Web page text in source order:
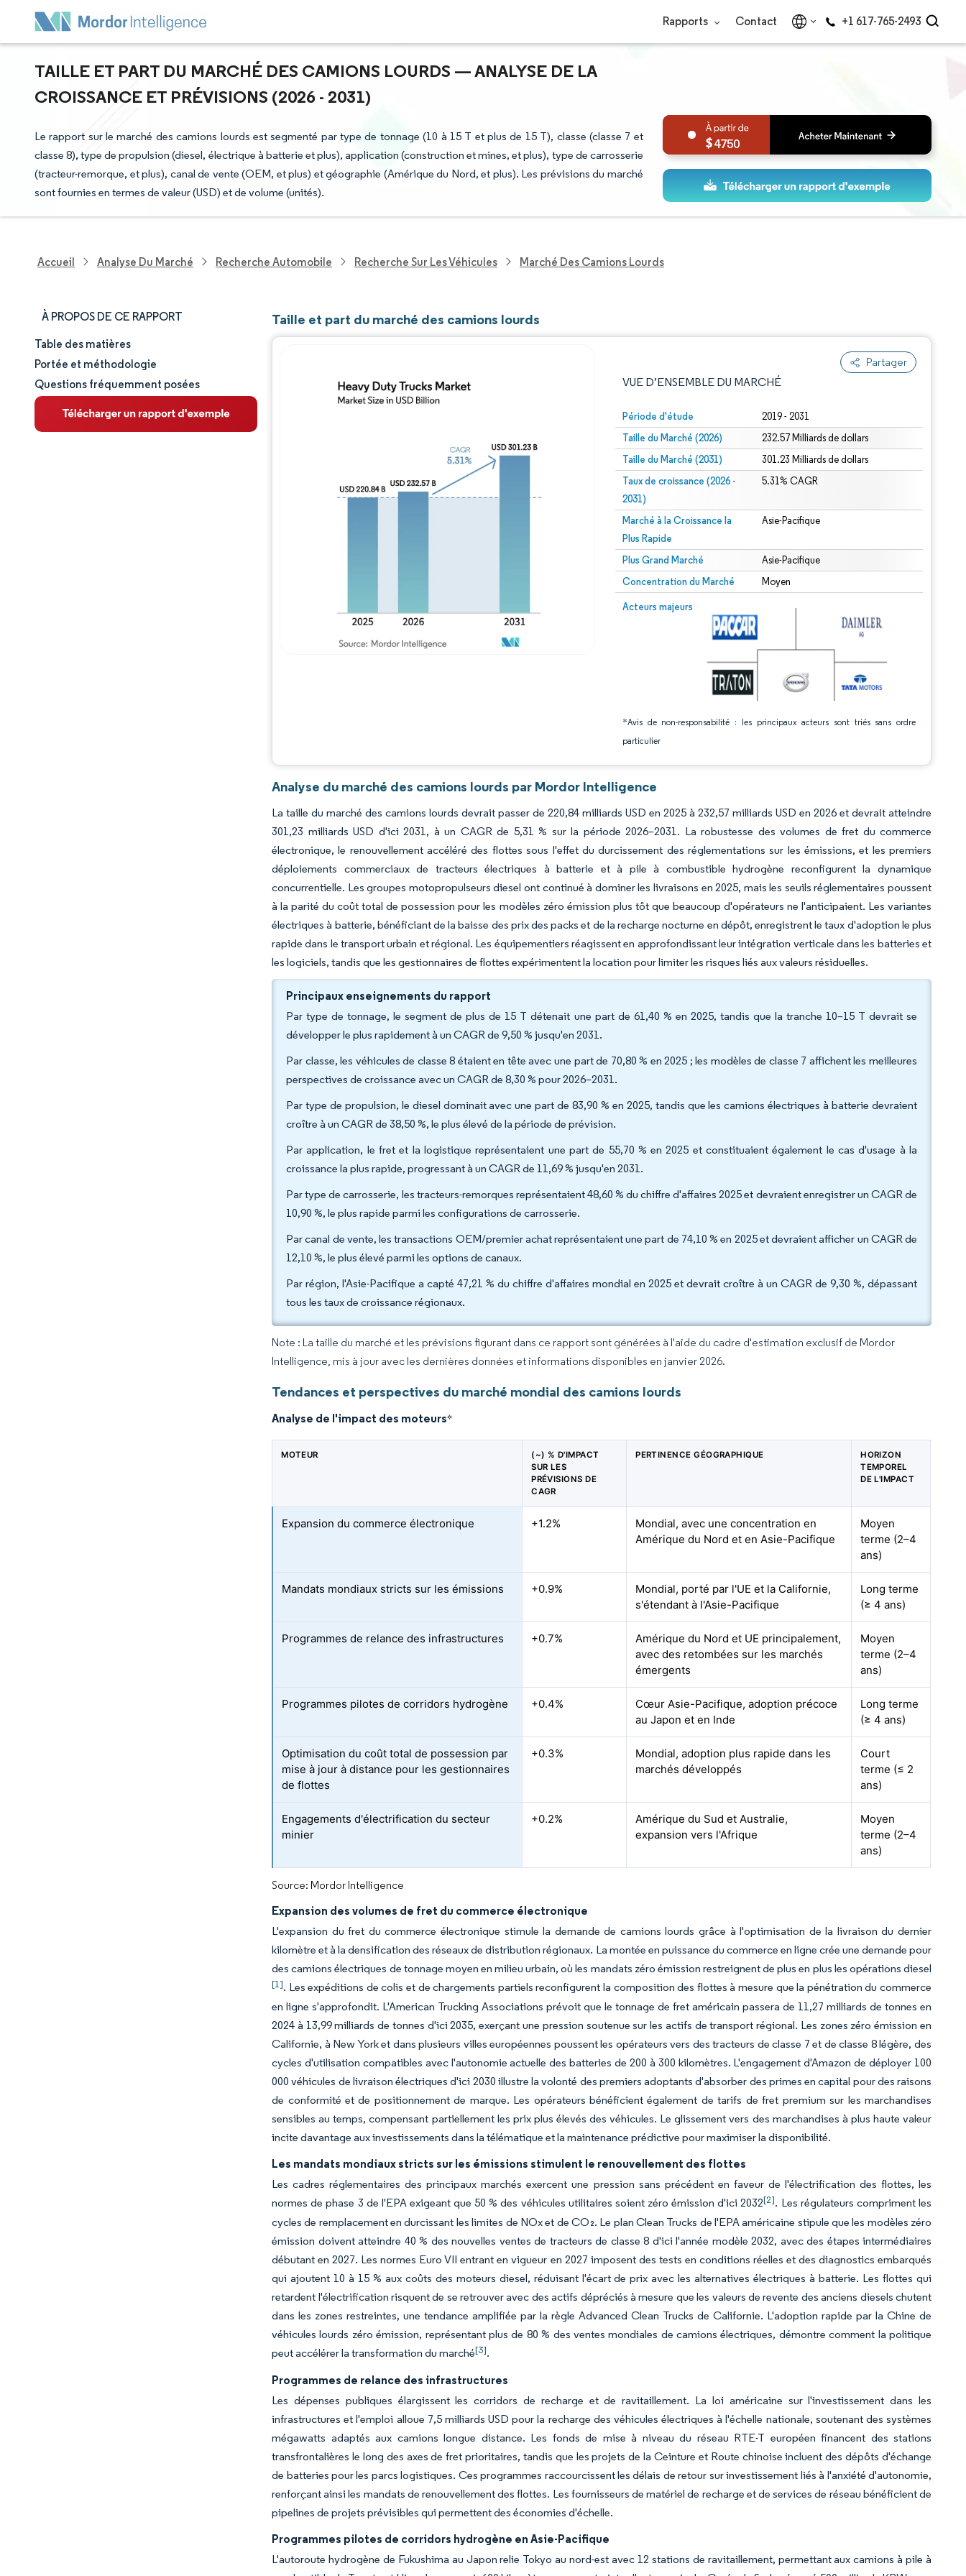
Rapports Contact +1 617-765-2493
TAILLE ET PART DU MARCHÉ DES CAMIONS LOURDS — ANALYSE DE LA
CROISSANCE ET PRÉVISIONS (2026 - 2031)
Le rapport sur le marché des camions lourds est segmenté par type de tonnage (10 à 15 T et plus de 15 T), classe (classe 7 et
classe 8), type de propulsion (diesel, électrique à batterie et plus), application (construction et mines, et plus), type de carrosserie
(tracteur-remorque, et plus), canal de vente (OEM, et plus) et géographie (Amérique du Nord, et plus). Les prévisions du marché
sont fournies en termes de valeur (USD) et de volume (unités).
4750
Accueil Analyse Du Marché Recherche Automobile Recherche Sur Les Véhicules Marché Des Camions Lourds
À PROPOS DE CE RAPPORT
Taille et part de marché
Analyse du marché
Tendances et perspectives
Table des matières
Portée et méthodologie
Questions fréquemment posées
Taille et part du marché des camions lourds
Partager
VUE D’ENSEMBLE DU MARCHÉ
Période d'étude 2019 - 2031
Taille du Marché (2026) 232.57 Milliards de dollars
Taille du Marché (2031) 301.23 Milliards de dollars
Taux de croissance (2026 -
2031)
5.31% CAGR
Marché à la Croissance la
Plus Rapide
Asie-Pacifique
Plus Grand Marché Asie-Pacifique
Concentration du Marché Moyen
Acteurs majeurs
*Avis de non-responsabilité : les principaux acteurs sont triés sans ordre
particulier
Image © Mordor Intelligence. La réutilisation nécessite une attribution sous CC BY 4.0.
Image © Mordor Intelligence. La réutilisation nécessite une attribution sous CC BY 4.0.
Analyse du marché des camions lourds par Mordor Intelligence
La taille du marché des camions lourds devrait passer de 220,84 milliards USD en 2025 à 232,57 milliards USD en 2026 et devrait atteindre
301,23 milliards USD d'ici 2031, à un CAGR de 5,31 % sur la période 2026–2031. La robustesse des volumes de fret du commerce
électronique, le renouvellement accéléré des flottes sous l'effet du durcissement des réglementations sur les émissions, et les premiers
déploiements commerciaux de tracteurs électriques à batterie et à pile à combustible hydrogène reconfigurent la dynamique
concurrentielle. Les groupes motopropulseurs diesel ont continué à dominer les livraisons en 2025, mais les seuils réglementaires poussent
à la parité du coût total de possession pour les modèles zéro émission plus tôt que beaucoup d'opérateurs ne l'anticipaient. Les variantes
électriques à batterie, bénéficiant de la baisse des prix des packs et de la recharge nocturne en dépôt, enregistrent le taux d'adoption le plus
rapide dans le transport urbain et régional. Les équipementiers réagissent en approfondissant leur intégration verticale dans les batteries et
les logiciels, tandis que les gestionnaires de flottes expérimentent la location pour limiter les risques liés aux valeurs résiduelles.
Principaux enseignements du rapport
Par type de tonnage, le segment de plus de 15 T détenait une part de 61,40 % en 2025, tandis que la tranche 10–15 T devrait se
développer le plus rapidement à un CAGR de 9,50 % jusqu'en 2031.
Par classe, les véhicules de classe 8 étaient en tête avec une part de 70,80 % en 2025 ; les modèles de classe 7 affichent les meilleures
perspectives de croissance avec un CAGR de 8,30 % pour 2026–2031.
Par type de propulsion, le diesel dominait avec une part de 83,90 % en 2025, tandis que les camions électriques à batterie devraient
croître à un CAGR de 38,50 %, le plus élevé de la période de prévision.
Par application, le fret et la logistique représentaient une part de 55,70 % en 2025 et constituaient également le cas d'usage à la
croissance la plus rapide, progressant à un CAGR de 11,69 % jusqu'en 2031.
Par type de carrosserie, les tracteurs-remorques représentaient 48,60 % du chiffre d'affaires 2025 et devraient enregistrer un CAGR de
10,90 %, le plus rapide parmi les configurations de carrosserie.
Par canal de vente, les transactions OEM/premier achat représentaient une part de 74,10 % en 2025 et devraient afficher un CAGR de
12,10 %, le plus élevé parmi les options de canaux.
Par région, l'Asie-Pacifique a capté 47,21 % du chiffre d'affaires mondial en 2025 et devrait croître à un CAGR de 9,30 %, dépassant
tous les taux de croissance régionaux.
Note : La taille du marché et les prévisions figurant dans ce rapport sont générées à l'aide du cadre d'estimation exclusif de Mordor
Intelligence, mis à jour avec les dernières données et informations disponibles en janvier 2026.
Tendances et perspectives du marché mondial des camions lourds
Analyse de l'impact des moteurs*
MOTEUR
(~) % D'IMPACT
SUR LES
PRÉVISIONS DE
CAGR
PERTINENCE GÉOGRAPHIQUE
HORIZON
TEMPOREL
DE L'IMPACT
Expansion du commerce électronique +1.2%
Mondial, avec une concentration en
Amérique du Nord et en Asie-Pacifique
Moyen
terme (2–4
ans)
Mandats mondiaux stricts sur les émissions +0.9%
Mondial, porté par l'UE et la Californie,
s'étendant à l'Asie-Pacifique
Long terme
(≥ 4 ans)
Programmes de relance des infrastructures +0.7%
Amérique du Nord et UE principalement,
avec des retombées sur les marchés
émergents
Moyen
terme (2–4
ans)
Programmes pilotes de corridors hydrogène +0.4%
Cœur Asie-Pacifique, adoption précoce
au Japon et en Inde
Long terme
(≥ 4 ans)
Optimisation du coût total de possession par
mise à jour à distance pour les gestionnaires
de flottes
+0.3%
Mondial, adoption plus rapide dans les
marchés développés
Court
terme (≤ 2
ans)
Engagements d'électrification du secteur
minier
+0.2%
Amérique du Sud et Australie,
expansion vers l'Afrique
Moyen
terme (2–4
ans)
Source: Mordor Intelligence
Expansion des volumes de fret du commerce électronique
L'expansion du fret du commerce électronique stimule la demande de camions lourds grâce à l'optimisation de la livraison du dernier
kilomètre et à la densification des réseaux de distribution régionaux. La montée en puissance du commerce en ligne crée une demande pour
des camions électriques de tonnage moyen en milieu urbain, où les mandats zéro émission restreignent de plus en plus les opérations diesel
[1]. Les expéditions de colis et de chargements partiels reconfigurent la composition des flottes à mesure que la pénétration du commerce
en ligne s'approfondit. L'American Trucking Associations prévoit que le tonnage de fret américain passera de 11,27 milliards de tonnes en
2024 à 13,99 milliards de tonnes d'ici 2035, exerçant une pression soutenue sur les actifs de transport régional. Les zones zéro émission en
Californie, à New York et dans plusieurs villes européennes poussent les opérateurs vers des tracteurs de classe 7 et de classe 8 légère, des
cycles d'utilisation compatibles avec l'autonomie actuelle des batteries de 200 à 300 kilomètres. L'engagement d'Amazon de déployer 100
000 véhicules de livraison électriques d'ici 2030 illustre la volonté des premiers adoptants d'absorber des primes en capital pour des raisons
de conformité et de positionnement de marque. Les opérateurs bénéficient également de tarifs de fret premium sur les marchandises
sensibles au temps, compensant partiellement les prix plus élevés des véhicules. Le glissement vers des marchandises à plus haute valeur
incite davantage aux investissements dans la télématique et la maintenance prédictive pour maximiser la disponibilité.
Les mandats mondiaux stricts sur les émissions stimulent le renouvellement des flottes
Les cadres réglementaires des principaux marchés exercent une pression sans précédent en faveur de l'électrification des flottes, les
normes de phase 3 de l'EPA exigeant que 50 % des véhicules utilitaires soient zéro émission d'ici 2032[2]. Les régulateurs compriment les
cycles de remplacement en durcissant les limites de NOx et de CO₂. Le plan Clean Trucks de l'EPA américaine stipule que les modèles zéro
émission doivent atteindre 40 % des nouvelles ventes de tracteurs de classe 8 d'ici l'année modèle 2032, avec des étapes intermédiaires
débutant en 2027. Les normes Euro VII entrant en vigueur en 2027 imposent des tests en conditions réelles et des diagnostics embarqués
qui ajoutent 10 à 15 % aux coûts des moteurs diesel, réduisant l'écart de prix avec les alternatives électriques à batterie. Les flottes qui
retardent l'électrification risquent de se retrouver avec des actifs dépréciés à mesure que les valeurs de revente des anciens diesels chutent
dans les zones restreintes, une tendance amplifiée par la règle Advanced Clean Trucks de Californie. L'adoption rapide par la Chine de
véhicules lourds zéro émission, représentant plus de 80 % des ventes mondiales de camions électriques, démontre comment la politique
peut accélérer la transformation du marché[3].
Programmes de relance des infrastructures
Les dépenses publiques élargissent les corridors de recharge et de ravitaillement. La loi américaine sur l'investissement dans les
infrastructures et l'emploi alloue 7,5 milliards USD pour la recharge des véhicules électriques à l'échelle nationale, soutenant des systèmes
mégawatts adaptés aux camions longue distance. Les fonds de mise à niveau du réseau RTE-T européen financent des stations
transfrontalières le long des axes de fret prioritaires, tandis que les projets de la Ceinture et Route chinoise incluent des dépôts d'échange
de batteries pour les parcs logistiques. Ces programmes raccourcissent les délais de retour sur investissement liés à l'anxiété d'autonomie,
renforçant ainsi les mandats de renouvellement des flottes. Les fournisseurs de matériel de recharge et de services de réseau bénéficient de
pipelines de projets prévisibles qui permettent des économies d'échelle.
Programmes pilotes de corridors hydrogène en Asie-Pacifique
L'autoroute hydrogène de Fukushima au Japon relie Tokyo au nord-est avec 12 stations de ravitaillement, permettant aux camions à pile à